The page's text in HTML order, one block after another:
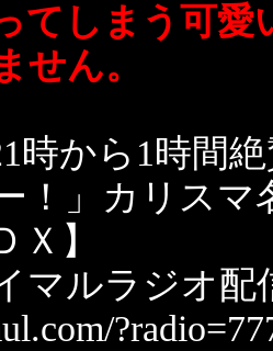
てしまう可
せん。
時から1時間
！」カリスマ
Ｘ】
マルラジオ配